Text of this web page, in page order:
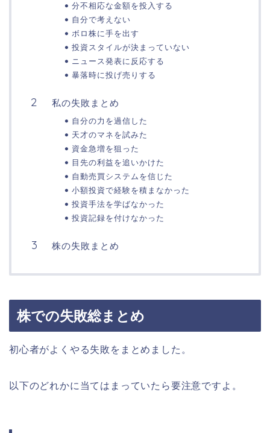
分不相応な金額を投入する
自分で考えない
ボロ株に手を出す
投資スタイルが決まっていない
ニュース発表に反応する
暴落時に投げ売りする
私の失敗まとめ
自分の力を過信した
天才のマネを試みた
資金急増を狙った
目先の利益を追いかけた
自動売買システムを信じた
小額投資で経験を積まなかった
投資手法を学ばなかった
投資記録を付けなかった
株の失敗まとめ
株での失敗総まとめ
初心者がよくやる失敗をまとめました。
以下のどれかに当てはまっていたら要注意ですよ。